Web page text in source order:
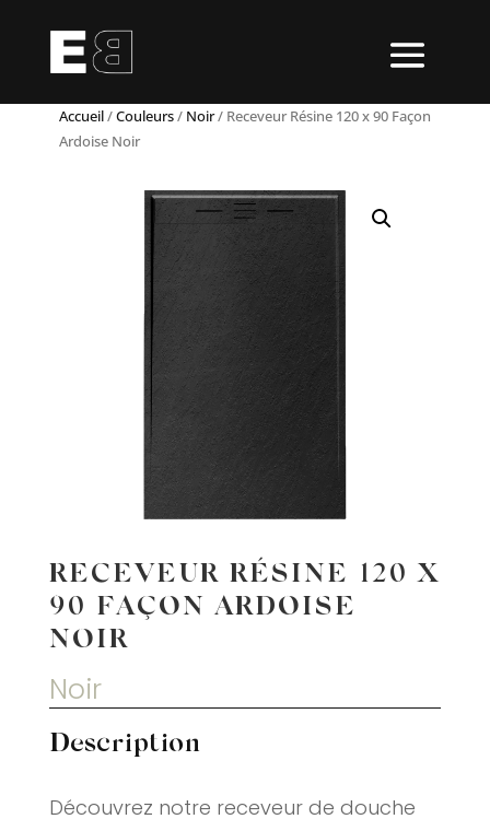
Accueil/Couleurs/ Noir/ Receveur Résine 120 x 90 Façon
Ardoise Noir
RECEVEUR RÉSINE 120 X
90 FAÇON ARDOISE
NOIR
Noir
Description
Découvrez notre receveur de douche